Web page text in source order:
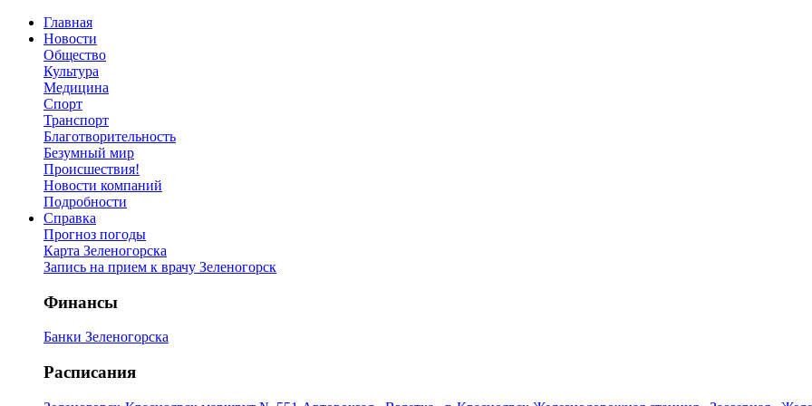
Главная
Новости
Общество
Культура
Медицина
Спорт
Транспорт
Благотворительность
Безумный мир
Происшествия!
Новости компаний
Подробности
Справка
Прогноз погоды
Карта Зеленогорска
Запись на прием к врачу Зеленогорск
Финансы
Банки Зеленогорска
Расписания